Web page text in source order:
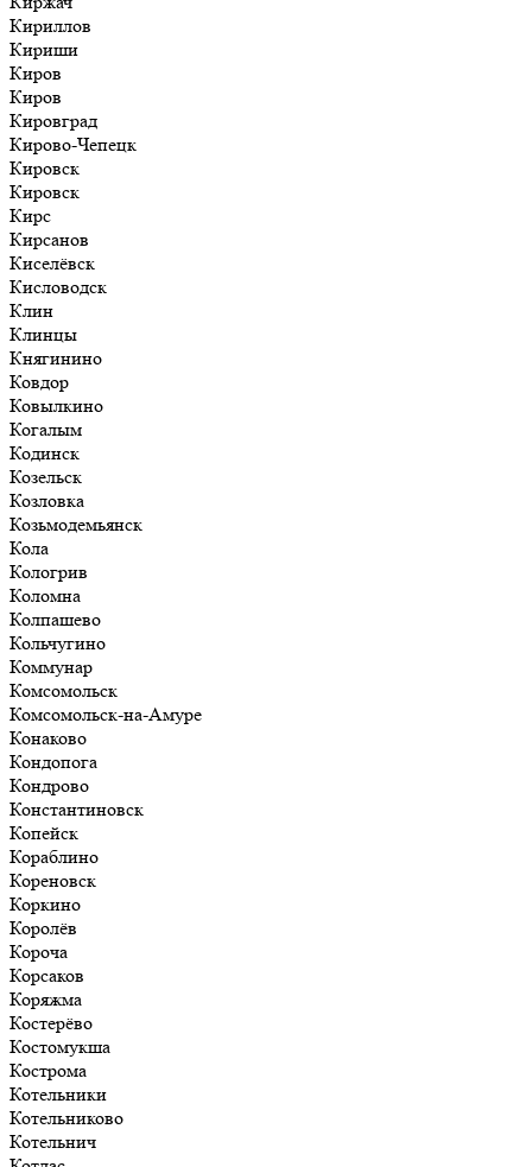
Кириллов
Кириши
Киров
Киров
Кировград
Кирово-Чепецк
Кировск
Кировск
Кирс
Кирсанов
Киселёвск
Кисловодск
Клин
Клинцы
Княгинино
Ковдор
Ковылкино
Когалым
Кодинск
Козельск
Козловка
Козьмодемьянск
Кола
Кологрив
Коломна
Колпашево
Кольчугино
Коммунар
Комсомольск
Комсомольск-на-Амуре
Конаково
Кондопога
Кондрово
Константиновск
Копейск
Кораблино
Кореновск
Коркино
Королёв
Короча
Корсаков
Коряжма
Костерёво
Костомукша
Кострома
Котельники
Котельниково
Котельнич